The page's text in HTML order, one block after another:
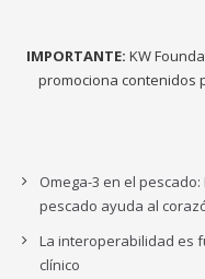
IMPORTANTE: KW
promociona contenidos
Omega-3 en el
pescado ayuda al
La interoperabilidad es
clínico